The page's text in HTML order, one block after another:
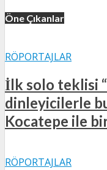
Öne Çıkanlar
RÖPORTAJLAR
İlk solo teklisi
dinleyicilerle
Kocatepe ile
RÖPORTAJLAR